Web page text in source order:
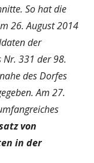
So hat die
26. August 2014
der
331 der 98.
des Dorfes
Am 27.
von
in der